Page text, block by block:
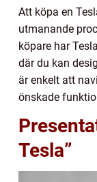
Att köpa en
utmanande
köpare har
där du kan
är enkelt att
önskade
Tesla”